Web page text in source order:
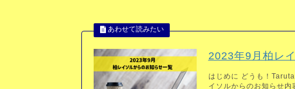
2023年9月柏レ
はじめに どうも！
イソルからのお知らせ